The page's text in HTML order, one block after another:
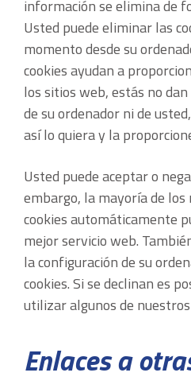
información se elimina de
Usted puede eliminar las
momento desde su
cookies ayudan a
los sitios web, estás no
de su ordenador ni de
así lo quiera y la
Usted puede aceptar o
embargo, la mayoría de
cookies automáticamente
mejor servicio web.
la configuración de su
cookies. Si se declinan es
utilizar algunos de
Enlaces a